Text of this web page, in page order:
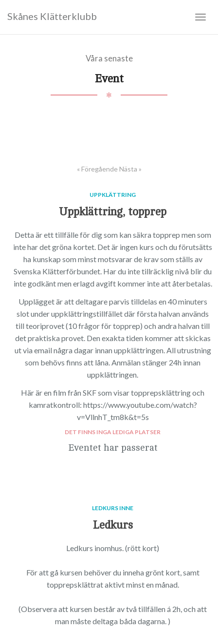
Skånes Klätterklubb
Våra senaste
Event
✻
« Föregående Nästa »
UPPKLÄTTRING
Uppklättring, topprep
Detta är ett tillfälle för dig som kan säkra topprep men som
inte har det gröna kortet. Det är ingen kurs och du förutsätts
ha kunskap som minst motsvarar de krav som ställs av
Svenska Klätterförbundet. Har du inte tillräcklig nivå blir du
inte godkänt men erlagd avgift kommer inte att återbetalas.
Upplägget är att deltagare parvis tilldelas en 40 minuters
slot under uppklättringstillfället där första halvan används
till teoriprovet (10 frågor för topprep) och andra halvan till
det praktiska provet. Den exakta tiden kommer att skickas
ut via email några dagar innan uppklättringen. All utrustning
som behövs finns att låna. Anmälan stänger 24h innan
uppklättringen.
Här är en film från SKF som visar topprepsklättring och
kamratkontroll: https://www.youtube.com/watch?
v=VllnhT_tm8k&t=5s
DET FINNS INGA LEDIGA PLATSER
Eventet har passerat
LEDKURS INNE
Ledkurs
Ledkurs inomhus. (rött kort)
För att gå kursen behöver du inneha grönt kort, samt
topprepsklättrat aktivt minst en månad.
(Observera att kursen består av två tillfällen á 2h, och att
man måste deltaga båda dagarna. )